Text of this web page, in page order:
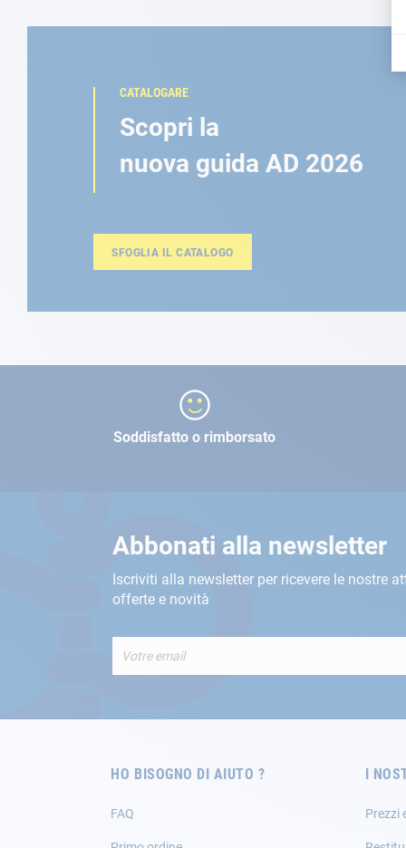
CATALOGARE
Scopri la
nuova guida AD 2026
SFOGLIA IL CATALOGO
Soddisfatto o rimborsato
Abbonati alla newsletter
Iscriviti alla newsletter per ricevere le nostre
offerte e novità
alla
HO BISOGNO DI AIUTO ?
FAQ
I
Prezzi